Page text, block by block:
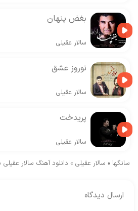
بغض پنهان
سالار عقیلی
نوروز عشق
سالار عقیلی
پریدخت
سالار عقیلی
سانگها » سالار عقیلی » دانلود آهنگ سالار
ارسال دیدگاه